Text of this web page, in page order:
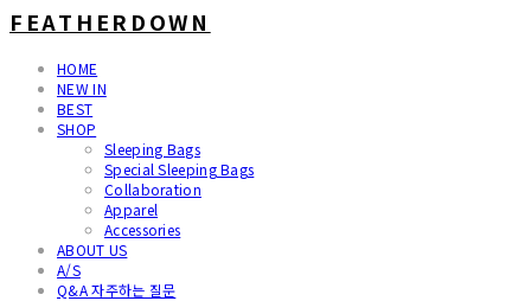
FEATHERDOWN
HOME
NEW IN
BEST
SHOP
Sleeping Bags
Special Sleeping Bags
Collaboration
Apparel
Accessories
ABOUT US
A/S
Q&A 자주하는 질문